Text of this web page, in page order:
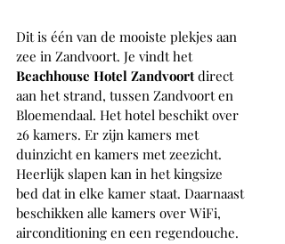
Dit is één van de mooiste plekjes aan
zee in Zandvoort. Je vindt het
Beachhouse Hotel Zandvoort direct
aan het strand, tussen Zandvoort en
Bloemendaal. Het hotel beschikt over
26 kamers. Er zijn kamers met
duinzicht en kamers met zeezicht.
Heerlijk slapen kan in het kingsize
bed dat in elke kamer staat. Daarnaast
beschikken alle kamers over WiFi,
airconditioning en een regendouche.